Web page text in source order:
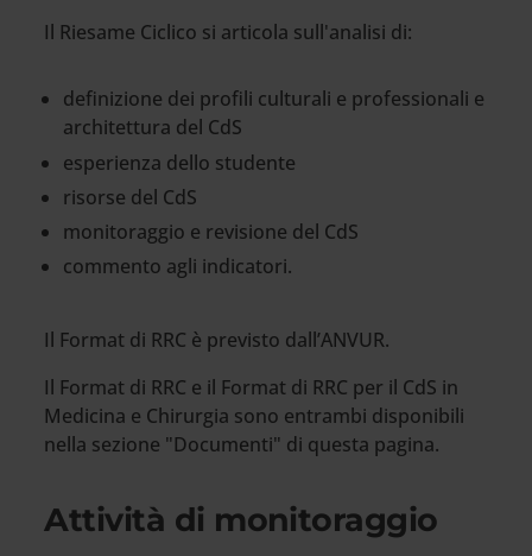
Il Riesame Ciclico si articola sull'analisi di:
definizione dei profili culturali e professionali e
architettura del CdS
esperienza dello studente
risorse del CdS
monitoraggio e revisione del CdS
commento agli indicatori.
Il Format di RRC è previsto dall’ANVUR.
Il Format di RRC e il Format di RRC per il CdS in
Medicina e Chirurgia sono entrambi disponibili
nella sezione "Documenti" di questa pagina.
Attività di monitoraggio